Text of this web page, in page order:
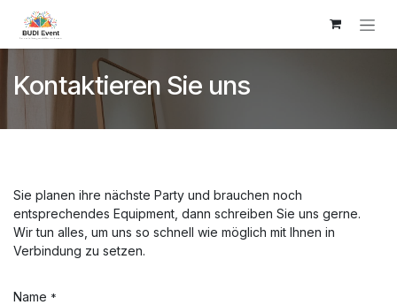
Zum Inhalt springen
Kontaktieren Sie uns
Sie planen ihre nächste Party und brauchen noch
entsprechendes Equipment, dann schreiben Sie uns gerne.
Wir tun alles, um uns so schnell wie möglich mit Ihnen in
Verbindung zu setzen.
Name *